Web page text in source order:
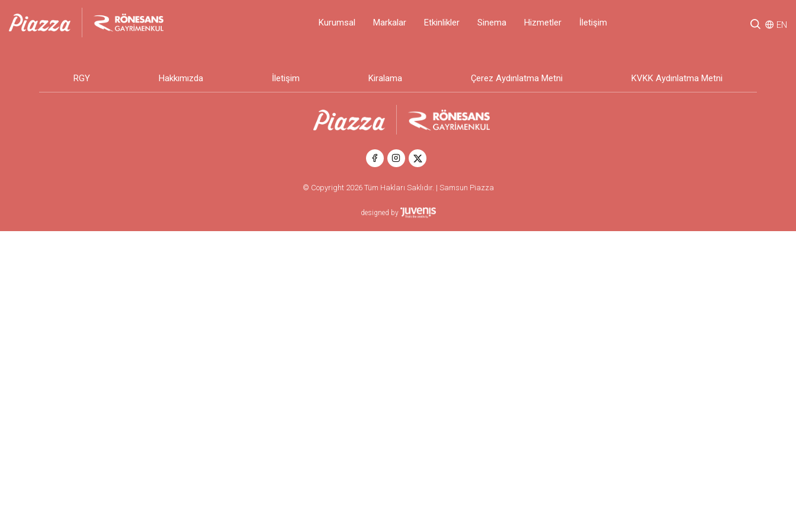
Kurumsal Markalar Etkinlikler Sinema Hizmetler İletişim EN
RGY Hakkımızda İletişim Kiralama Çerez Aydınlatma Metni KVKK Aydınlatma Metni
© Copyright 2026 Tüm Hakları Saklıdır. | Samsun Piazza
designed by